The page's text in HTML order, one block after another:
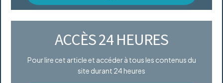
ACCÈS 24 HEURES
Pour lire cet article et accéder à tous les contenus du
site durant 24 heures